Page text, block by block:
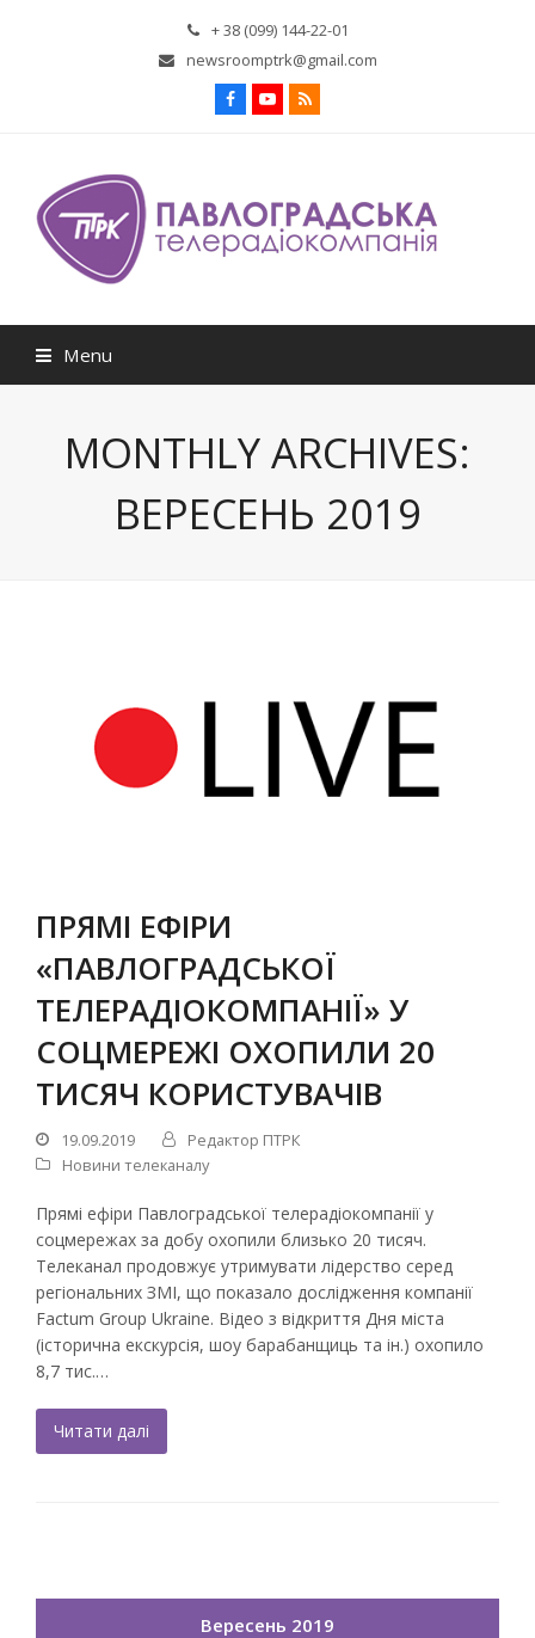
+ 38 (099) 144-22-01
newsroomptrk@gmail.com
Facebook
Youtube
RSS
Menu
MONTHLY ARCHIVES:
ВЕРЕСЕНЬ 2019
ПРЯМІ ЕФІРИ
«ПАВЛОГРАДСЬКОЇ
ТЕЛЕРАДІОКОМПАНІЇ» У
СОЦМЕРЕЖІ ОХОПИЛИ 20
ТИСЯЧ КОРИСТУВАЧІВ
19.09.2019
Редактор ПТРК
Новини телеканалу
Прямі ефіри Павлоградської телерадіокомпанії у
соцмережах за добу охопили близько 20 тисяч.
Телеканал продовжує утримувати лідерство серед
регіональних ЗМІ, що показало дослідження компанії
Factum Group Ukraine. Відео з відкриття Дня міста
(історична екскурсія, шоу барабанщиць та ін.) охопило
8,7 тис.…
Читати далі
Вересень 2019